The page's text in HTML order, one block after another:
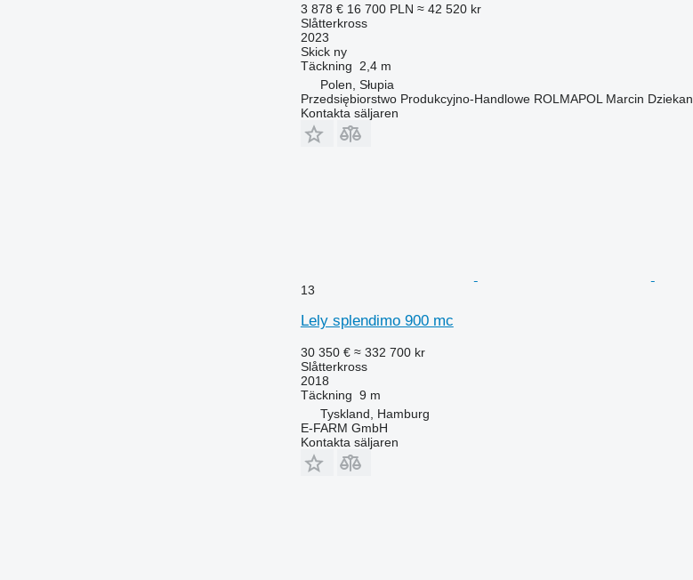
3 878 € 16 700 PLN ≈ 42 520 kr
Slåtterkross
2023
Skickny
Täckning
2,4 m
Polen, Słupia
Przedsiębiorstwo Produkcyjno-Handlowe ROLMAPOL Marcin Dziekan
Kontakta säljaren
13
Lely splendimo 900 mc
30 350 € ≈ 332 700 kr
Slåtterkross
2018
Täckning 9 m
Tyskland, Hamburg
E-FARM GmbH
Kontakta säljaren